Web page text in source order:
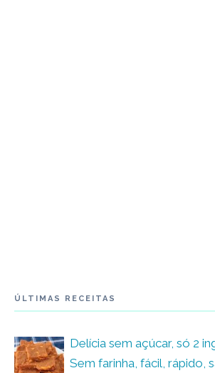
ÚLTIMAS RECEITAS
Delícia sem açúcar, só 2
Sem farinha, fácil, rápido,